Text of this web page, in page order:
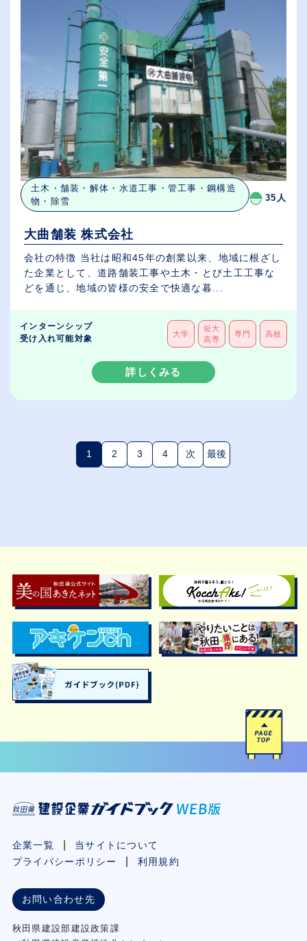
土木・舗装・解体・水道工事・管工事・鋼構造
物・除雪
35人
大曲舗装 株式会社
会社の特徴 当社は昭和45年の創業以来、地域に根ざし
た企業として、道路舗装工事や土木・とび土工工事な
どを通じ、地域の皆様の安全で快適な暮...
インターンシップ
受け入れ可能対象
大学
短大
高専
専門 高校
詳しくみる
1(現在のページ)
2 3 4 次 最後
企業一覧
当サイトについて
プライバシーポリシー
利用規約
お問い合わせ先
秋⽥県建設部建設政策課